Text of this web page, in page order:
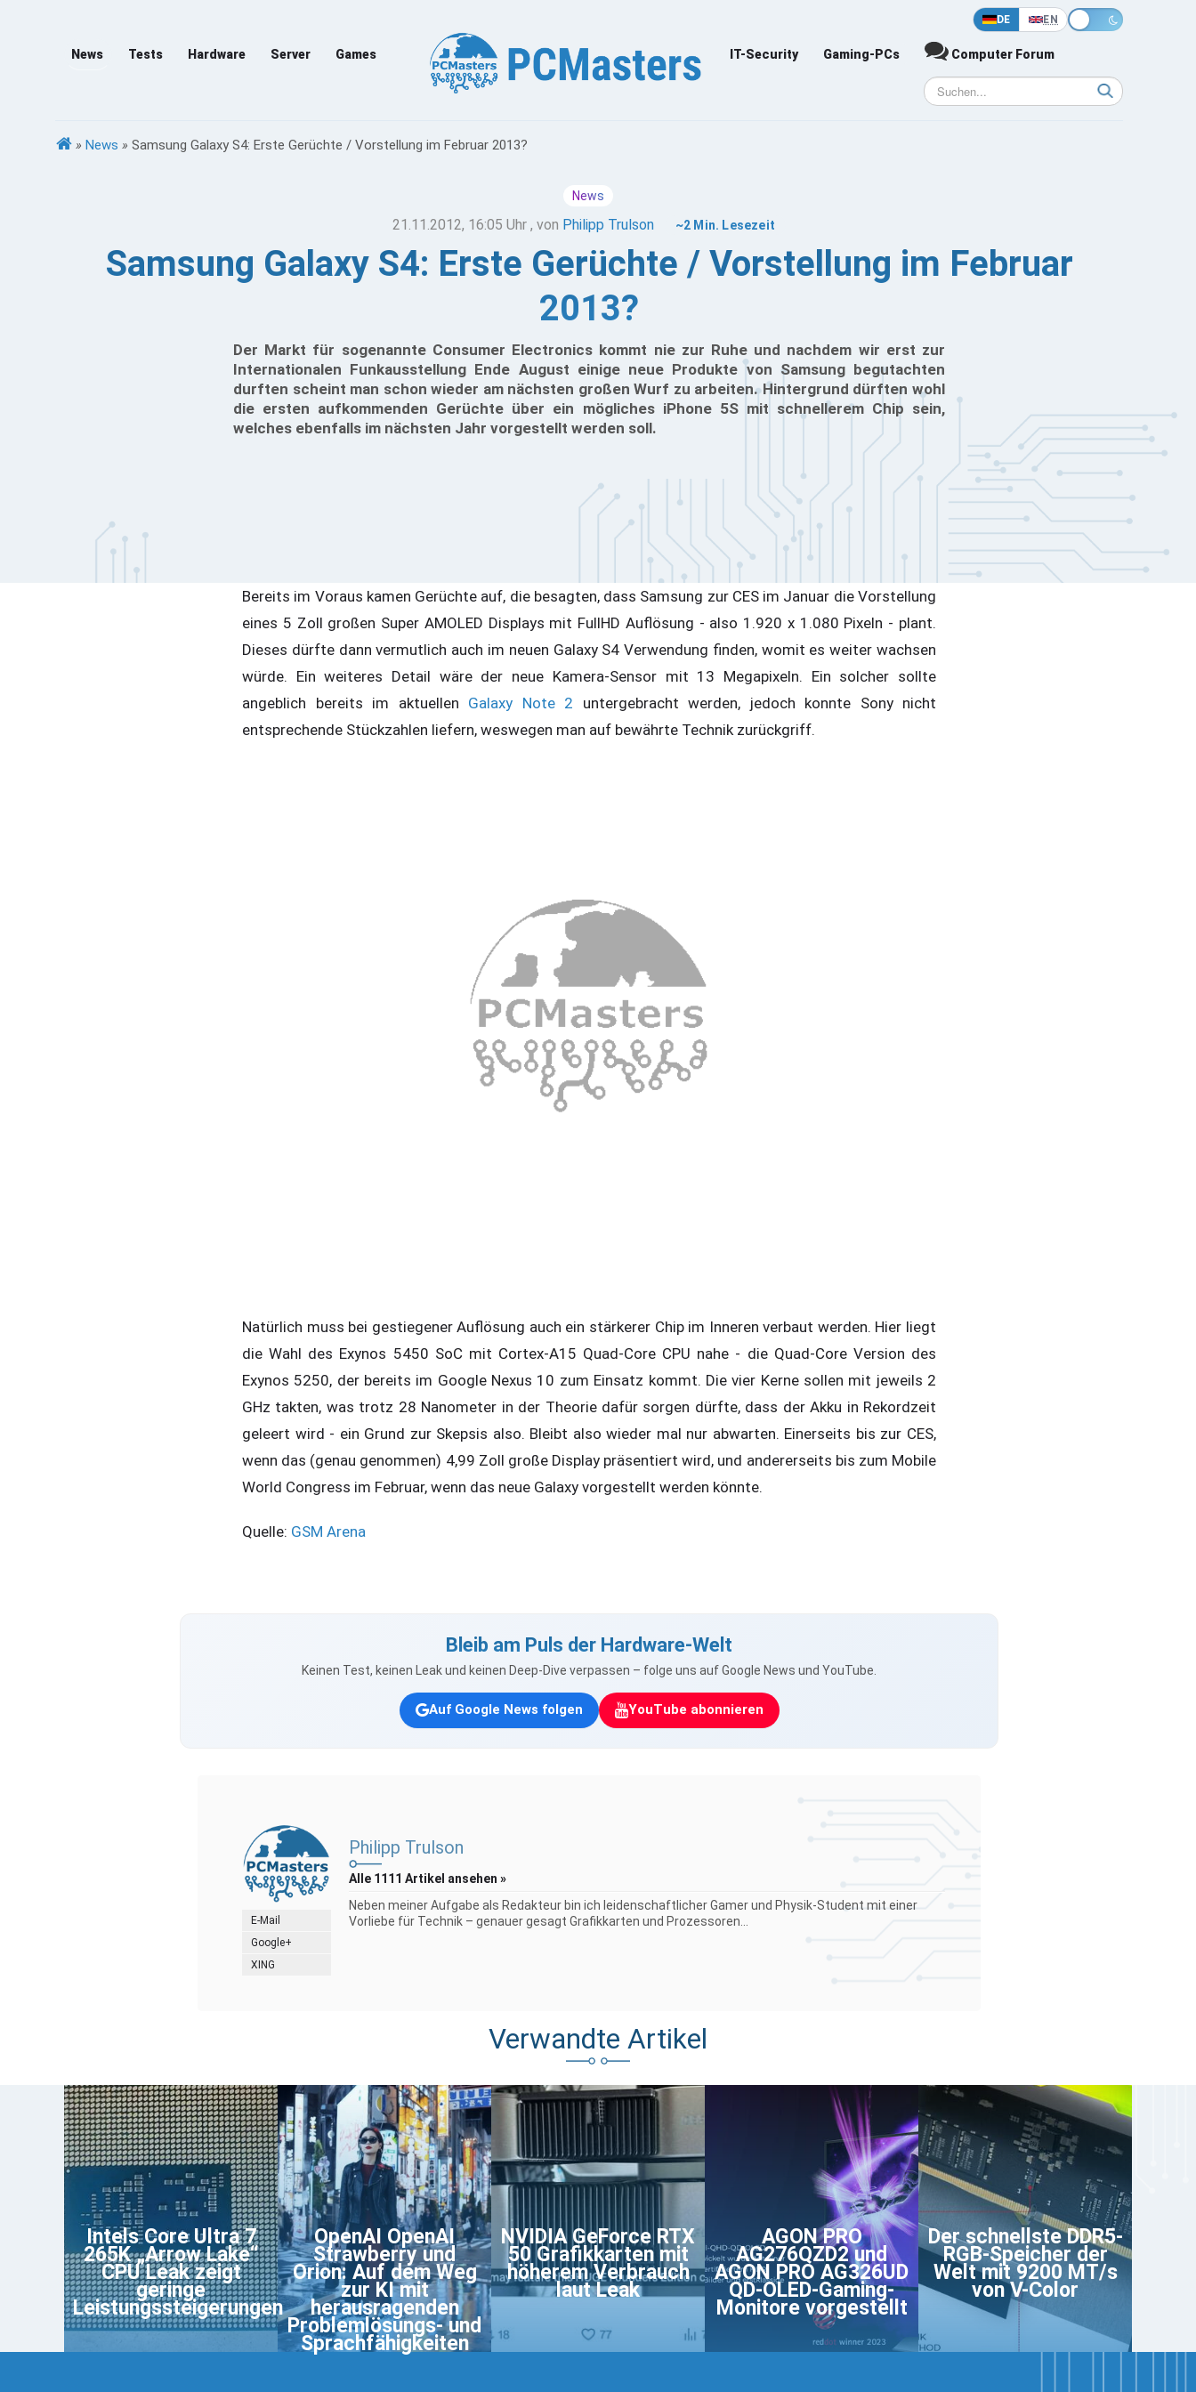
DE EN
News Tests Hardware Server Games IT-Security Gaming-PCs Computer Forum
» News » Samsung Galaxy S4: Erste Gerüchte / Vorstellung im Februar 2013?
News
21.11.2012, 16:05 Uhr , von Philipp Trulson ~2 Min. Lesezeit
Samsung Galaxy S4: Erste Gerüchte / Vorstellung im Februar
2013?
Der Markt für sogenannte Consumer Electronics kommt nie zur Ruhe und nachdem wir erst zur
Internationalen Funkausstellung Ende August einige neue Produkte von Samsung begutachten
durften scheint man schon wieder am nächsten großen Wurf zu arbeiten. Hintergrund dürften wohl
die ersten aufkommenden Gerüchte über ein mögliches iPhone 5S mit schnellerem Chip sein,
welches ebenfalls im nächsten Jahr vorgestellt werden soll.
Bereits im Voraus kamen Gerüchte auf, die besagten, dass Samsung zur CES im Januar die Vorstellung
eines 5 Zoll großen Super AMOLED Displays mit FullHD Auflösung - also 1.920 x 1.080 Pixeln - plant.
Dieses dürfte dann vermutlich auch im neuen Galaxy S4 Verwendung finden, womit es weiter wachsen
würde. Ein weiteres Detail wäre der neue Kamera-Sensor mit 13 Megapixeln. Ein solcher sollte
angeblich bereits im aktuellen Galaxy Note 2 untergebracht werden, jedoch konnte Sony nicht
entsprechende Stückzahlen liefern, weswegen man auf bewährte Technik zurückgriff.
Natürlich muss bei gestiegener Auflösung auch ein stärkerer Chip im Inneren verbaut werden. Hier liegt
die Wahl des Exynos 5450 SoC mit Cortex-A15 Quad-Core CPU nahe - die Quad-Core Version des
Exynos 5250, der bereits im Google Nexus 10 zum Einsatz kommt. Die vier Kerne sollen mit jeweils 2
GHz takten, was trotz 28 Nanometer in der Theorie dafür sorgen dürfte, dass der Akku in Rekordzeit
geleert wird - ein Grund zur Skepsis also. Bleibt also wieder mal nur abwarten. Einerseits bis zur CES,
wenn das (genau genommen) 4,99 Zoll große Display präsentiert wird, und andererseits bis zum Mobile
World Congress im Februar, wenn das neue Galaxy vorgestellt werden könnte.
Quelle: GSM Arena
Bleib am Puls der Hardware-Welt
Keinen Test, keinen Leak und keinen Deep-Dive verpassen – folge uns auf Google News und YouTube.
Auf Google News folgen YouTube abonnieren
E-Mail
Google+
XING
Philipp Trulson
Alle 1111 Artikel ansehen »
Neben meiner Aufgabe als Redakteur bin ich leidenschaftlicher Gamer und Physik-Student mit einer
Vorliebe für Technik – genauer gesagt Grafikkarten und Prozessoren...
Verwandte Artikel
Intels Core Ultra 7
265K „Arrow Lake“
CPU Leak zeigt
geringe
Leistungssteigerungen
OpenAI OpenAI
Strawberry und
Orion: Auf dem Weg
zur KI mit
herausragenden
Problemlösungs- und
Sprachfähigkeiten
NVIDIA GeForce RTX
50 Grafikkarten mit
höherem Verbrauch
laut Leak
AGON PRO
AG276QZD2 und
AGON PRO AG326UD
QD-OLED-Gaming-
Monitore vorgestellt
Der schnellste DDR5-
RGB-Speicher der
Welt mit 9200 MT/s
von V-Color